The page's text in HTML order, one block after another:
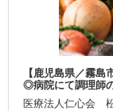
【鹿児島県／霧
◎病院にて調理師
医療法人仁心会